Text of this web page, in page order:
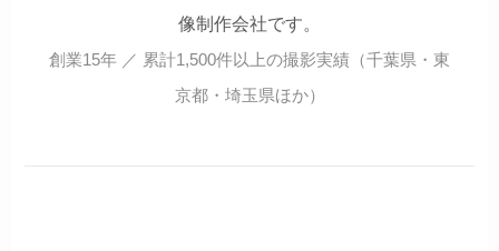
像制作会社です。
創業15年 ／ 累計1,500件以上の撮影実績（千葉県・東
京都・埼玉県ほか）